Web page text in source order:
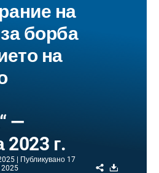
на
борба
на
—
2023 г.
Публикувано 17
2025 Share